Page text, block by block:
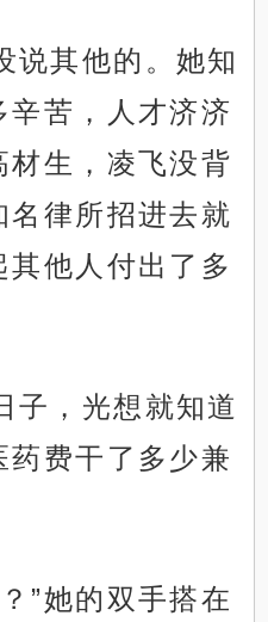
说其他的。她知
苦，人才济济
材生，凌飞没背
名律所招进去就
其他人付出了多
子，光想就知道
费干了多少兼
”她的双手搭在